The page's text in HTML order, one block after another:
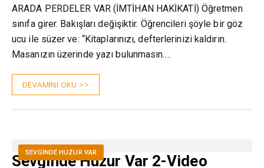
ARADA PERDELER VAR (İMTİHAN HAKİKATİ) Öğretmen
sınıfa girer. Bakışları değişiktir. Öğrencileri şöyle bir göz
ucu ile süzer ve: “Kitaplarınızı, defterlerinizi kaldı­rın.
Masanızın üzerinde yazı bulunmasın.…
DEVAMINI OKU >>
SEVGINDE HUZUR VAR
Sevginde Huzur Var 2-Video